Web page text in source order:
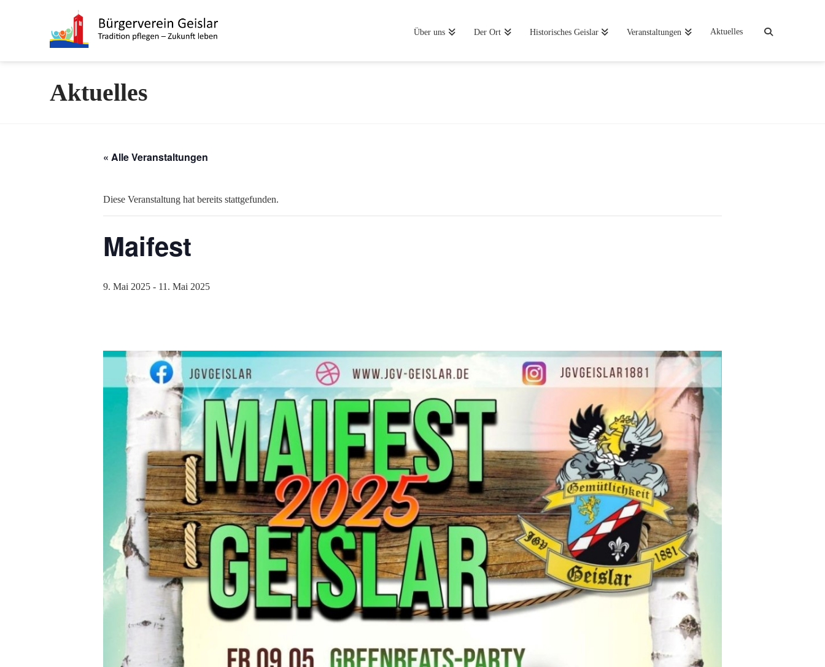
Über uns Der Ort Historisches Geislar Veranstaltungen Aktuelles
Aktuelles
« Alle Veranstaltungen
Diese Veranstaltung hat bereits stattgefunden.
Maifest
9. Mai 2025 - 11. Mai 2025